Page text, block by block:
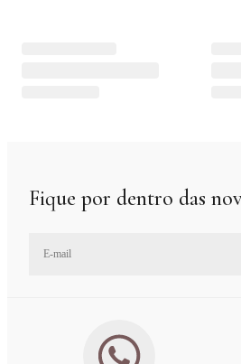
Fique por dentro das